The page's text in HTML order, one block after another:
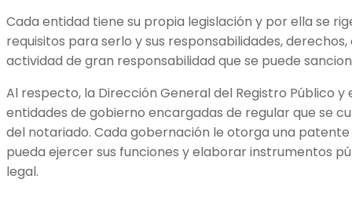
Cada entidad tiene su propia legislación y por ella se
requisitos para serlo y sus responsabilidades,
actividad de gran responsabilidad que se puede
Al respecto, la Dirección General del Registro Público y
entidades de gobierno encargadas de regular que se
del notariado. Cada gobernación le otorga una
pueda ejercer sus funciones y elaborar instrumentos
legal.